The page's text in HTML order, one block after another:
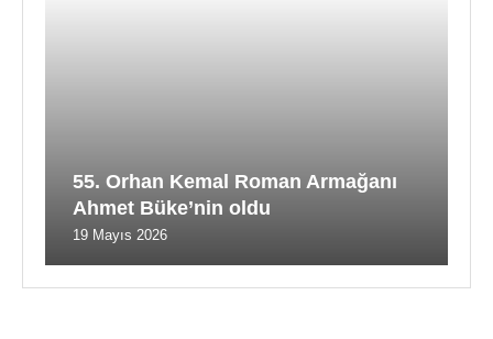
55. Orhan Kemal Roman Armağanı
Ahmet Büke’nin oldu
19 Mayıs 2026